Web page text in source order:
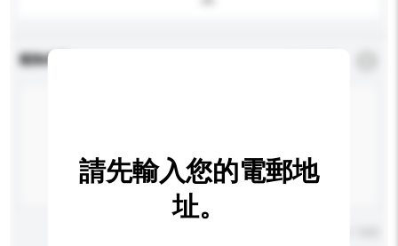
查詢內容
請先輸入您的電郵地
址。